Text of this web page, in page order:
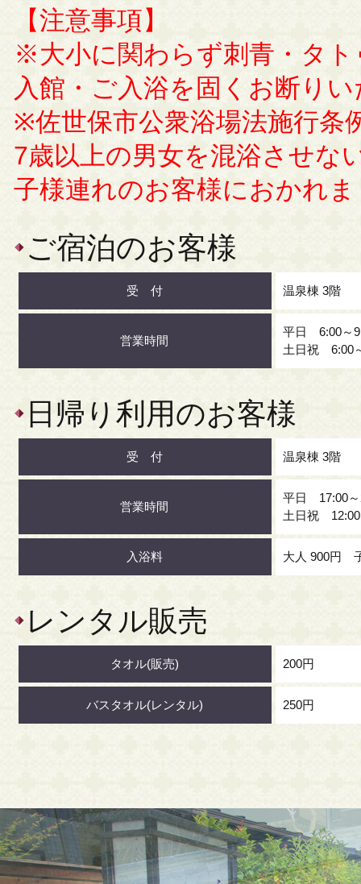
【注意事項】
※大小に関わらず刺青・タ
入館・ご入浴を固くお断り
※佐世保市公衆浴場法施行条
7歳以上の男女を混浴させな
子様連れのお客様におかれ
ご宿泊のお客様
受 付 温泉棟 3階
営業時間
平日 6:00～
土日祝 6:00
日帰り利用のお客様
受 付 温泉棟 3階
営業時間
平日 17:00～
土日祝 12:00
入浴料 大人 900円
レンタル販売
タオル(販売) 200円
バスタオル(レンタル) 250円